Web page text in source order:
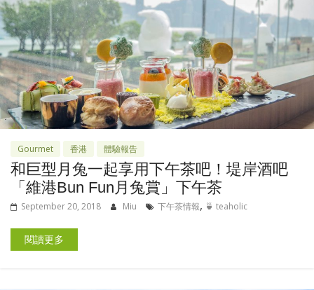
Gourmet 香港 體驗報告
和巨型月兔一起享用下午茶吧！堤岸酒吧
「維港Bun Fun月兔賞」下午茶
September 20, 2018 Miu 下午茶情報, 🍵 teaholic
閱讀更多